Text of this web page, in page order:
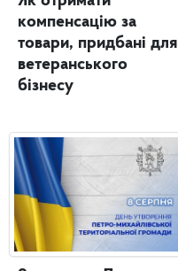
компенсацію за
товари, придбані для
ветеранського
бізнесу